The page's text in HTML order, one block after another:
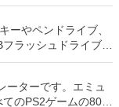
ターフェース。 ネ
機能。 複数のバッ
小型軽量アプリ。 シ
、Windows
2003、Windows
イブを拡張するディ
ョンをマージ分割パ
ミックディスクの変
Edit Ogg
Add new effects with LADSPA plug-ins. And more!
ーやペンドライブ、
ラッシュドライブを
する必要がある場
ーターです。エミュ
のPS2ゲームの80％